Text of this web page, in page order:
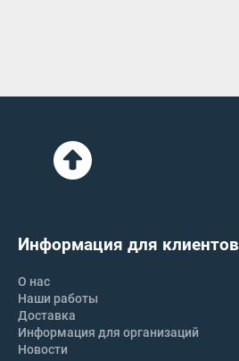
Информация для клиентов
О нас
Наши работы
Доставка
Информация для организаций
Новости